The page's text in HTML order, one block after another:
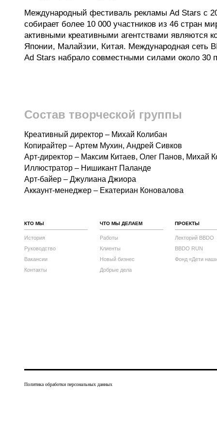
Международный фестиваль рекламы Ad Stars c
собирает более 10 000 участников из 46 стран
активными креативными агентствами являются
Японии, Малайзии, Китая. Международная сеть
Ad Stars набрало совместными силами около 30
Состав творческой группы
Креативный директор – Михай Колибан
Копирайтер – Артем Мухин, Андрей Сивков
Арт-директор – Максим Китаев, Олег Панов, Михай
Иллюстратор – Нишикант Паланде
Арт-байер – Джулиана Джиора
Аккаунт-менеджер – Екатериан Коновалова
КТО МЫ
История
Руководство
Вакансии
Контакты
ЧТО МЫ ДЕЛАЕМ
Работы
Клиенты
Новый бизнес
Добрые дела
ПРОЕКТЫ
Лекторий BBDO
BBDO RUN
Фонд «Дети
Политика обработки персональных данных